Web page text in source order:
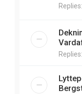
Replies:
Replies: